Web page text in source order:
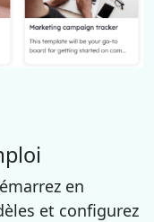
en
et configurez